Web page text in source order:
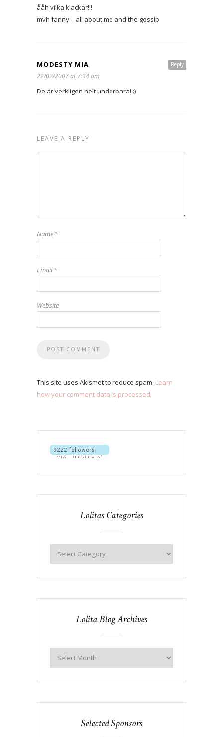
ååh vilka klackar!!!
mvh fanny – all about me and the gossip
Reply
MODESTY MIA
22/02/2007 at 7:34 am
De är verkligen helt underbara! :)
LEAVE A REPLY
Name *
Email*
Website
This site uses Akismet to reduce spam. Learn
how your comment data is processed.
Lolitas Categories
Lolita Blog Archives
Selected Sponsors